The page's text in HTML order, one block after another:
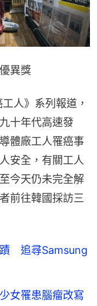
異獎
人》系列報道，
十年代高速發
體廠工人罹癌事
安全，有關工人
今天仍未完全解
前往韓國採訪三
蹟 追尋Samsung
女罹患腦瘤改寫